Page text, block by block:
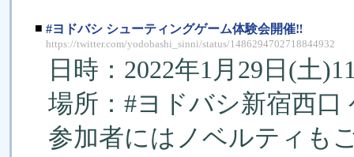
■ #ヨドバシ シューティングゲーム体験会開催‼️
https://twitter.com/yodobashi_sinni/status/1486294702718844932
日時：2022年1月29日(土
場所：#ヨドバシ新宿西口
参加者にはノベルティも